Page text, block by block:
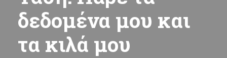
δεδομένα μου και
τα κιλά μου